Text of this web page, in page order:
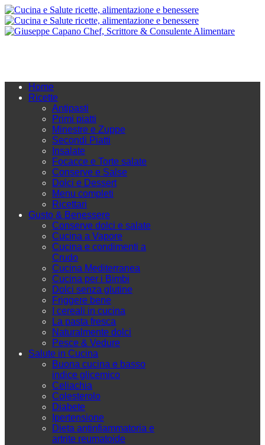
Home
Ricette
Antipasti
Primi piatti
Minestre e Zuppe
Secondi Piatti
Insalate
Focacce e Torte salate
Conserve e Salse
Dolci e Dessert
Menu completi
Ricettari
Gusto & Benessere
Conserve dolci e salate
Cucina a Vapore
Cucina e condimenti a
Crudo
Cucina Mediterranea
Cucina per i Bimbi
Dolci senza glutine
Friggere bene
I cereali in cucina
La pasta fresca
Naturalmente dolci
Pesce & Vedure
Salute in Cucina
Buona cucina e basso
indice glicemico
Celiachia
Colesterolo
Diabete
Ipertensione
Dieta antinfiammatoria e
artrite reumatoide